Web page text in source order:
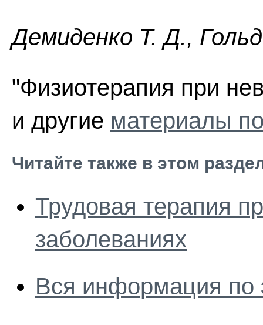
Демиденко Т. Д.,
"Физиотерапия при
и другие материалы
Читайте также в этом
Трудовая терапия
заболеваниях
Вся информация по